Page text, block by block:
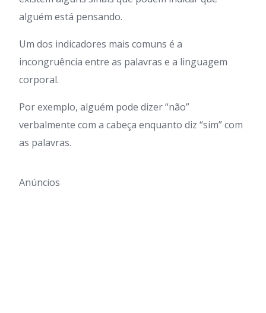
alguém está pensando.
Um dos indicadores mais comuns é a
incongruência entre as palavras e a linguagem
corporal.
Por exemplo, alguém pode dizer “não”
verbalmente com a cabeça enquanto diz “sim” com
as palavras.
Anúncios